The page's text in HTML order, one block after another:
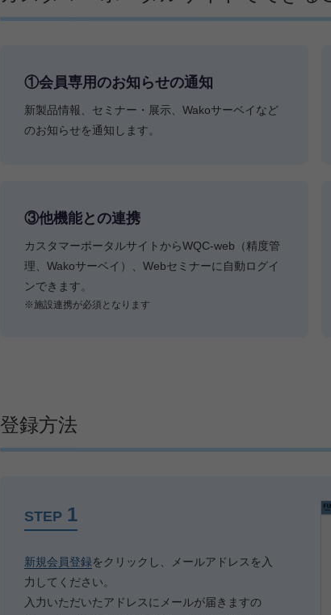
①会員専⽤のお知らせの通知
新製品情報、セミナー・展⽰、Wakoサーベイなど
のお知らせを通知します。
③他機能との連携
カスタマーポータルサイトからWQC-web（精度管
理、Wakoサーベイ）、Webセミナーに⾃動ログイ
ンできます。
※施設連携が必須となります
登録方法
STEP 1
新規会員登録をクリックし、メールアドレスを入
力してください。
入力いただいたアドレスにメールが届きますの